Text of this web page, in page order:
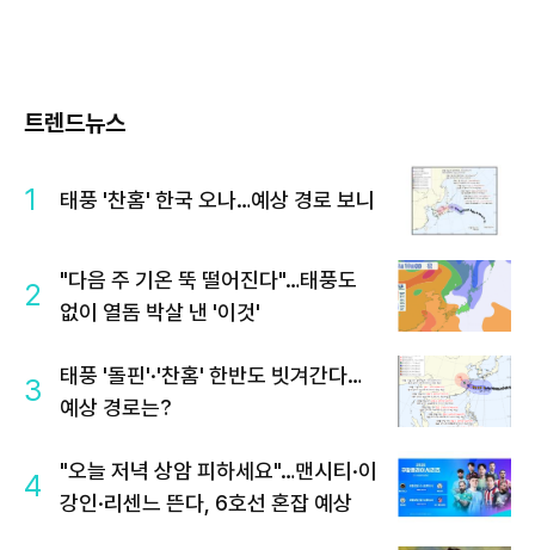
트렌드뉴스
1 태풍 '찬홈' 한국 오나…예상 경로 보니
2
"다음 주 기온 뚝 떨어진다"…태풍도
없이 열돔 박살 낸 '이것'
3
태풍 '돌핀'·'찬홈' 한반도 빗겨간다…
예상 경로는?
4
"오늘 저녁 상암 피하세요"…맨시티·이
강인·리센느 뜬다, 6호선 혼잡 예상